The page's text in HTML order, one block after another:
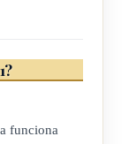
con los
funciona